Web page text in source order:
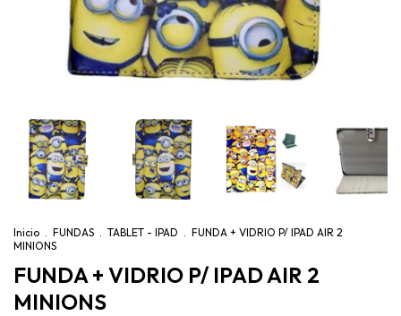
Inicio . FUNDAS . TABLET - IPAD . FUNDA + VIDRIO P/ IPAD AIR 2
MINIONS
FUNDA + VIDRIO P/ IPAD AIR 2
MINIONS